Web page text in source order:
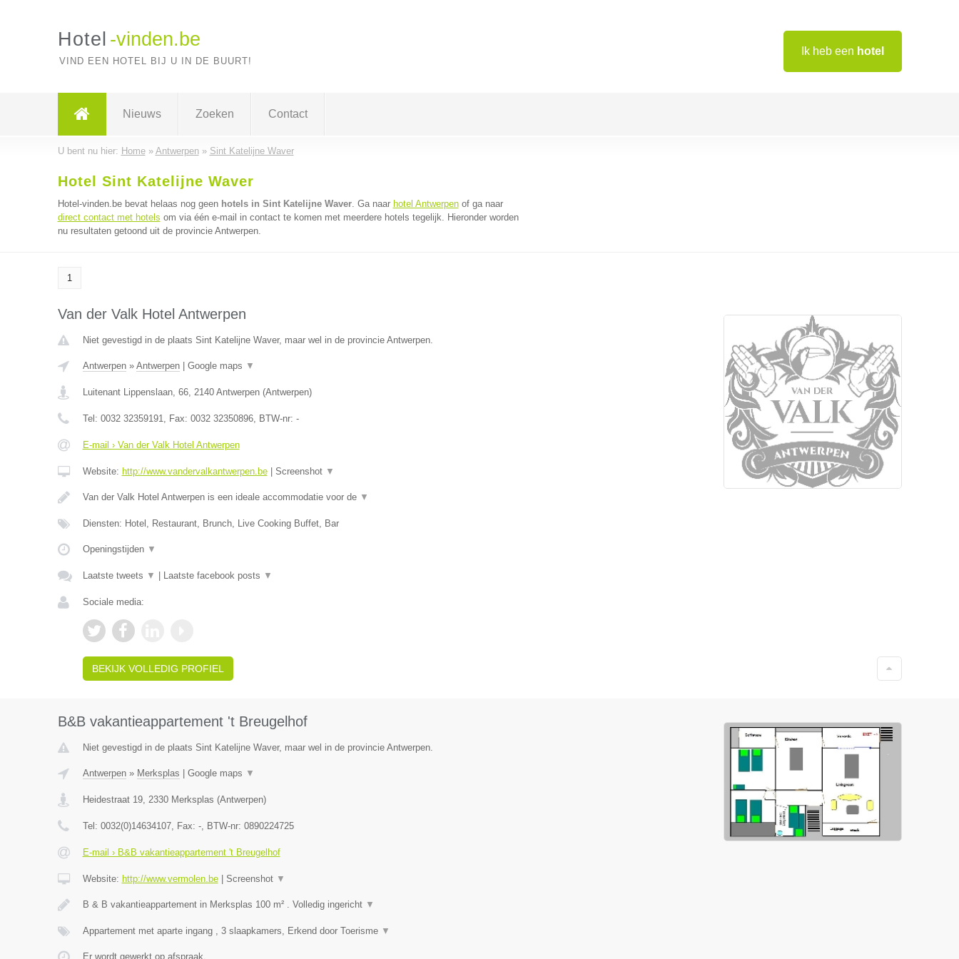
Ik heb een hotel
Hotel -vinden.be
VIND EEN HOTEL BIJ U IN DE BUURT!
Nieuws Zoeken Contact
U bent nu hier: Home» Antwerpen» Sint Katelijne Waver
Hotel Sint Katelijne Waver
Hotel-vinden.be bevat helaas nog geen hotels in Sint Katelijne Waver. Ga naar hotel Antwerpenof ga naar
direct contact met hotels om via één e-mail in contact te komen met meerdere hotels tegelijk. Hieronder worden
nu resultaten getoond uit de provincie Antwerpen.
1
Van der Valk Hotel Antwerpen
Niet gevestigd in de plaats Sint Katelijne Waver, maar wel in de provincie Antwerpen.
Antwerpen» Antwerpen| Google maps ▼
Luitenant Lippenslaan, 66, 2140 Antwerpen(Antwerpen)
Tel: 0032 32359191, Fax: 0032 32350896, BTW-nr: -
E-mail › Van der Valk Hotel Antwerpen
Website: http://www.vandervalkantwerpen.be| Screenshot ▼
Van der Valk Hotel Antwerpen is een ideale accommodatie voor de ▼
Diensten: Hotel, Restaurant, Brunch, Live Cooking Buffet, Bar
Openingstijden ▼
Laatste tweets ▼ Laatste facebook posts ▼
Sociale media:
BEKIJK VOLLEDIG PROFIEL
B&B vakantieappartement 't Breugelhof
Niet gevestigd in de plaats Sint Katelijne Waver, maar wel in de provincie Antwerpen.
Antwerpen» Merksplas Google maps ▼
Heidestraat 19, 2330 Merksplas (Antwerpen)
Tel: 0032(0)14634107, Fax: -, BTW-nr: 0890224725
E-mail › B&B vakantieappartement 't Breugelhof
Website: http://www.vermolen.be| Screenshot ▼
B & B vakantieappartement in Merksplas 100 m² . Volledig ingericht ▼
Appartement met aparte ingang , 3 slaapkamers, Erkend door Toerisme ▼
Er wordt gewerkt op afspraak.